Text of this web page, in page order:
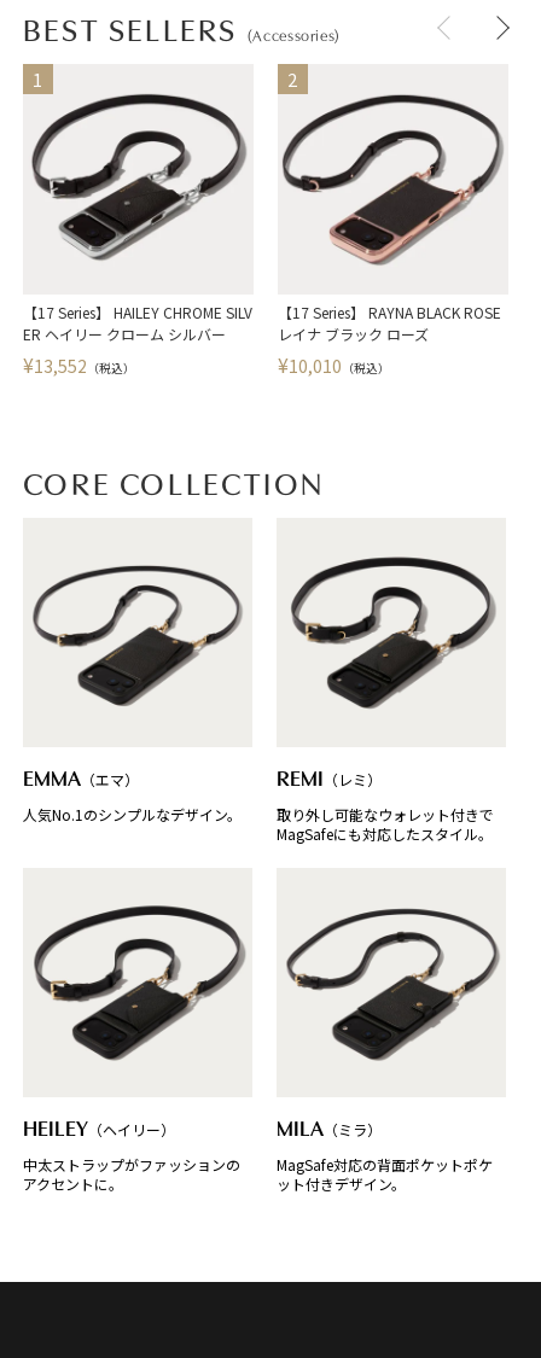
BEST SELLERS (Accessories)
【17 Series】 HAILEY CHROME SILV
ER ヘイリー クローム シルバー
¥13,552 （税込）
【17 Series】 RAYNA BLACK ROSE
レイナ ブラック ローズ
¥10,010 （税込）
CORE COLLECTION
EMMA（エマ）
人気No.1のシンプルなデザイン。
REMI （レミ）
取り外し可能なウォレット付きで
MagSafeにも対応したスタイル。
HEILEY（ヘイリー）
中太ストラップがファッションの
アクセントに。
MILA （ミラ）
MagSafe対応の背面ポケットポケ
ット付きデザイン。